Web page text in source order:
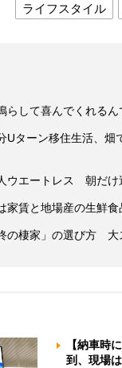
ライフスタイル
らして喜んでくれる
Uターン移住生活、
ウエートレス 朝だけ
家賃と地場産の生鮮
の棲家」の選び方 大
【納車時
到、現場